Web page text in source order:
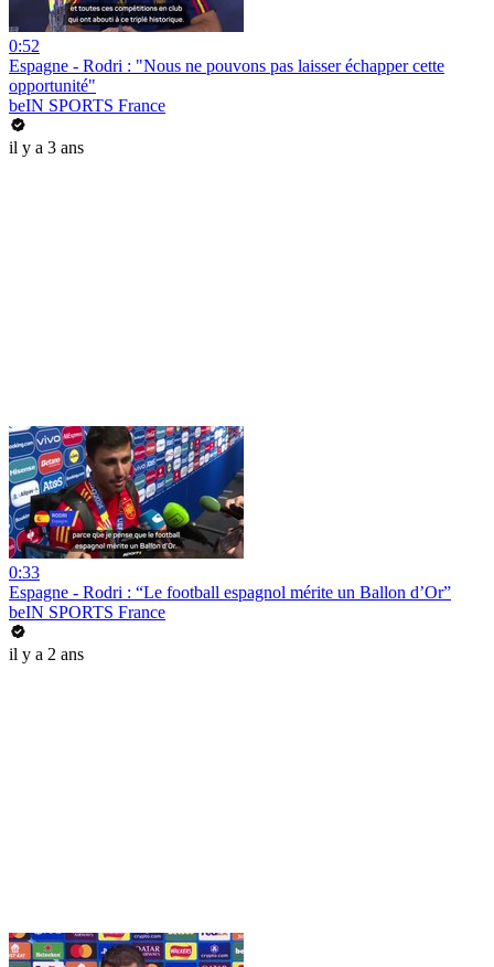
0:52
Espagne - Rodri : "Nous ne pouvons pas laisser échapper cette
opportunité"
beIN SPORTS France
il y a 3 ans
0:33
Espagne - Rodri : “Le football espagnol mérite un Ballon d’Or”
beIN SPORTS France
il y a 2 ans